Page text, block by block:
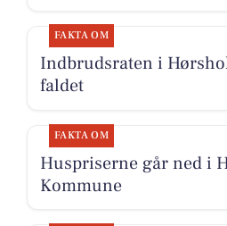
FAKTA OM
Indbrudsraten i
faldet
FAKTA OM
Huspriserne går ned i
Kommune